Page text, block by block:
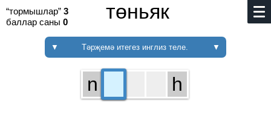
“тормышлар” 3
баллар саны 0 төньяк
▼ Тәрҗемә итегез инглиз теле. ▼